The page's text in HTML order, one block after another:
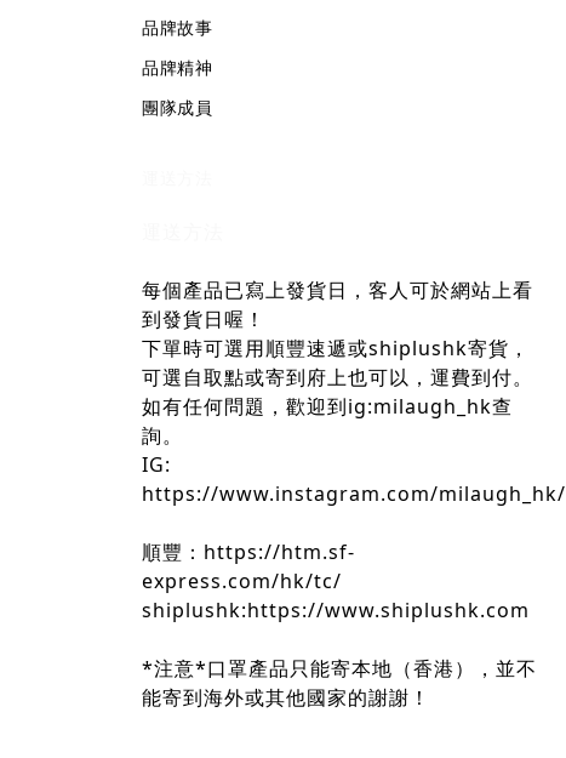
品牌故事
品牌精神
團隊成員
每個產品已寫上發貨日，客人可於網站上看
到發貨日喔！
下單時可選用順豐速遞或shiplushk寄貨，
可選自取點或寄到府上也可以，運費到付。
如有任何問題，歡迎到ig:milaugh_hk查
詢。
IG:
https://www.instagram.com/milaugh_hk/
順豐：https://htm.sf-
express.com/hk/tc/
shiplushk:https://www.shiplushk.com
*注意*口罩產品只能寄本地（香港），並不
能寄到海外或其他國家的謝謝！